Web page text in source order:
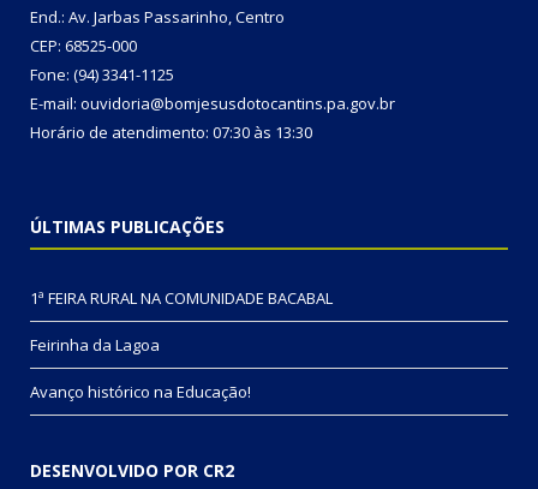
End.: Av. Jarbas Passarinho, Centro
CEP: 68525-000
Fone: (94) 3341-1125
E-mail: ouvidoria@bomjesusdotocantins.pa.gov.br
Horário de atendimento: 07:30 às 13:30
ÚLTIMAS PUBLICAÇÕES
1ª FEIRA RURAL NA COMUNIDADE BACABAL
Feirinha da Lagoa
Avanço histórico na Educação!
DESENVOLVIDO POR CR2